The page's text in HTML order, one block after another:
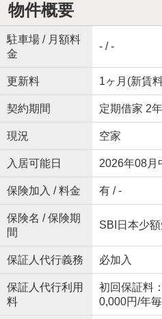
物件概要
駐車場 / 月額料
金
- / -
更新料 1ヶ月(新賃
契約期間 定期借家 2年
現況 空家
入居可能日 2026年08月
保険加入 / 料金 有 / -
保険名 / 保険期
間
SBI日本少
保証人代行義務 必加入
保証人代行利用
料
初回保証料
0,000円/年毎